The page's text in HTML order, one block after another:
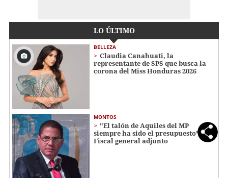
LO ÚLTIMO
BELLEZA
Claudia Canahuati, la
representante de SPS que busca la
corona del Miss Honduras 2026
MONTOS
"El talón de Aquiles del MP
siempre ha sido el presupuesto":
Fiscal general adjunto